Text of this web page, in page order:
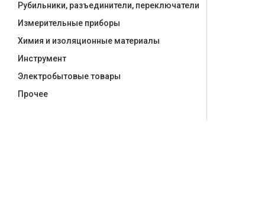
Рубильники, разъединители, переключатели
Измерительные приборы
Химия и изоляционные материалы
Инструмент
Электробытовые товары
Прочее